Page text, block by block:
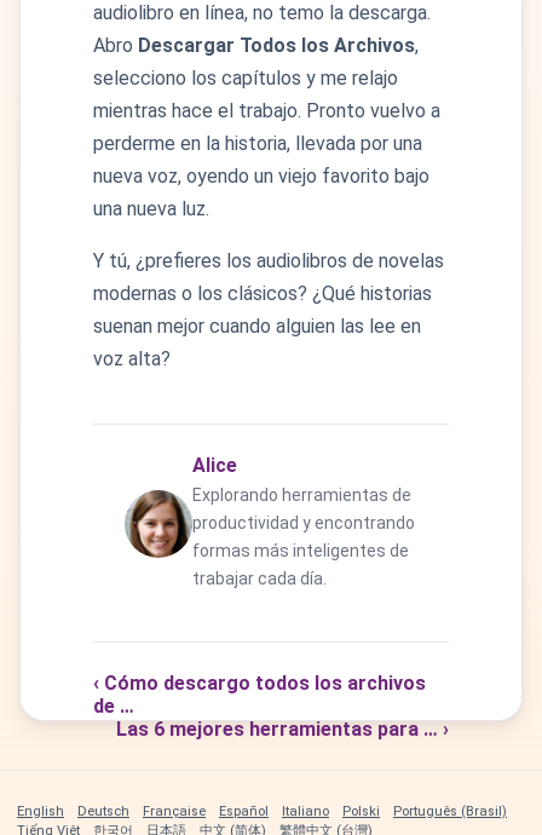
audiolibro en línea, no temo la descarga.
Abro Descargar Todos los Archivos,
selecciono los capítulos y me relajo
mientras hace el trabajo. Pronto vuelvo a
perderme en la historia, llevada por una
nueva voz, oyendo un viejo favorito bajo
una nueva luz.
Y tú, ¿prefieres los audiolibros de novelas
modernas o los clásicos? ¿Qué historias
suenan mejor cuando alguien las lee en
voz alta?
Alice
Explorando herramientas de
productividad y encontrando
formas más inteligentes de
trabajar cada día.
‹ Cómo descargo todos los archivos
de …
Las 6 mejores herramientas para … ›
English Deutsch Française Español Italiano Polski
Português (Brasil)
Tiếng Việt
한국어 日本語 中文 (简体) 繁體中文 (台灣)